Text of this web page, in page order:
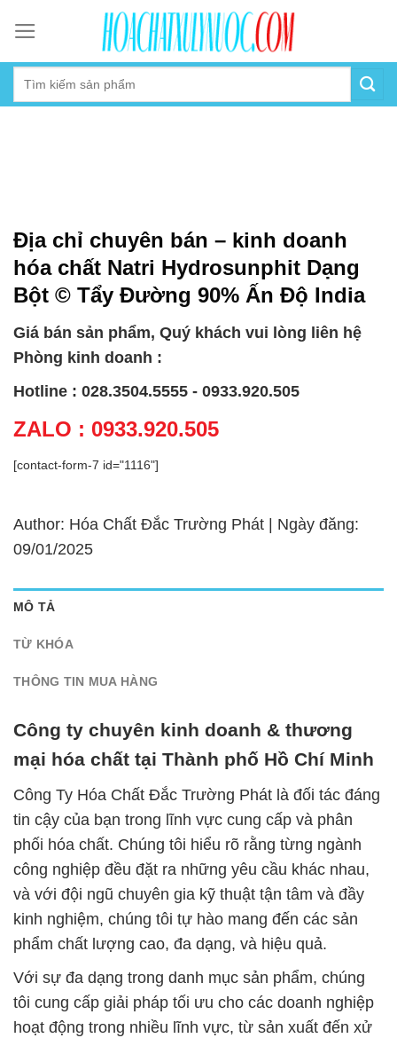
content
Địa chỉ chuyên bán – kinh doanh
hóa chất Natri Hydrosunphit Dạng
Bột © Tẩy Đường 90% Ấn Độ India
Giá bán sản phẩm, Quý khách vui lòng liên hệ
Phòng kinh doanh :
Hotline : 028.3504.5555 - 0933.920.505
ZALO : 0933.920.505
[contact-form-7 id="1116"]
Author: Hóa Chất Đắc Trường Phát | Ngày đăng:
09/01/2025
MÔ TẢ
TỪ KHÓA
THÔNG TIN MUA HÀNG
Công ty chuyên kinh doanh & thương
mại hóa chất tại Thành phố Hồ Chí Minh
Công Ty Hóa Chất Đắc Trường Phát là đối tác đáng
tin cậy của bạn trong lĩnh vực cung cấp và phân
phối hóa chất. Chúng tôi hiểu rõ rằng từng ngành
công nghiệp đều đặt ra những yêu cầu khác nhau,
và với đội ngũ chuyên gia kỹ thuật tận tâm và đầy
kinh nghiệm, chúng tôi tự hào mang đến các sản
phẩm chất lượng cao, đa dạng, và hiệu quả.
Với sự đa dạng trong danh mục sản phẩm, chúng
tôi cung cấp giải pháp tối ưu cho các doanh nghiệp
hoạt động trong nhiều lĩnh vực, từ sản xuất đến xử